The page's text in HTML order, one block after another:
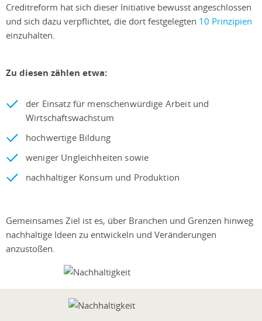
Creditreform hat sich dieser Initiative bewusst angeschlossen
und sich dazu verpflichtet, die dort festgelegten 10 Prinzipien
einzuhalten.
Zu diesen zählen etwa:
der Einsatz für menschenwürdige Arbeit und
Wirtschaftswachstum
hochwertige Bildung
weniger Ungleichheiten sowie
nachhaltiger Konsum und Produktion
Gemeinsames Ziel ist es, über Branchen und Grenzen hinweg
nachhaltige Ideen zu entwickeln und Veränderungen
anzustoßen.